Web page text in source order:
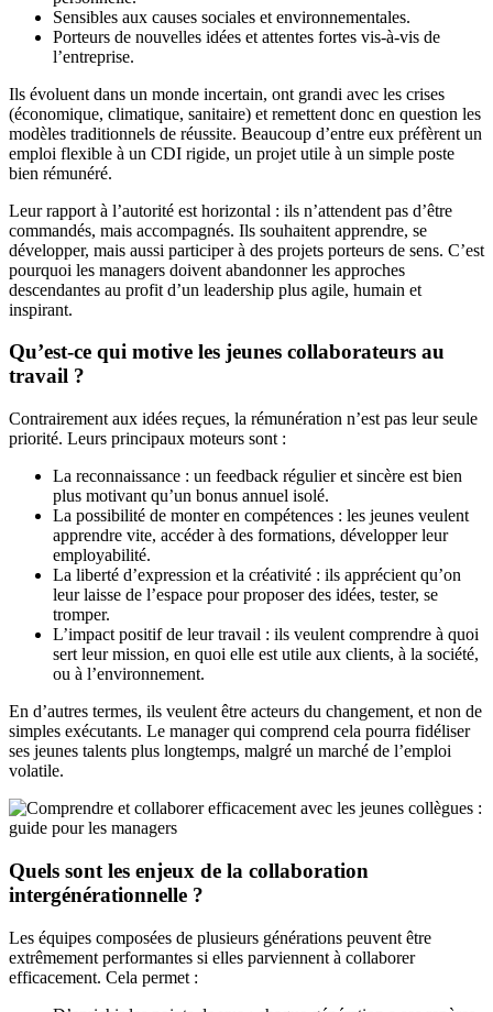
Sensibles aux causes sociales et environnementales.
Porteurs de nouvelles idées et attentes fortes vis-à-vis de
l’entreprise.
Ils évoluent dans un monde incertain, ont grandi avec les crises
(économique, climatique, sanitaire) et remettent donc en question les
modèles traditionnels de réussite. Beaucoup d’entre eux préfèrent un
emploi flexible à un CDI rigide, un projet utile à un simple poste
bien rémunéré.
Leur rapport à l’autorité est horizontal : ils n’attendent pas d’être
commandés, mais accompagnés. Ils souhaitent apprendre, se
développer, mais aussi participer à des projets porteurs de sens. C’est
pourquoi les managers doivent abandonner les approches
descendantes au profit d’un leadership plus agile, humain et
inspirant.
Qu’est-ce qui motive les jeunes collaborateurs au
travail ?
Contrairement aux idées reçues, la rémunération n’est pas leur seule
priorité. Leurs principaux moteurs sont :
La reconnaissance : un feedback régulier et sincère est bien
plus motivant qu’un bonus annuel isolé.
La possibilité de monter en compétences : les jeunes veulent
apprendre vite, accéder à des formations, développer leur
employabilité.
La liberté d’expression et la créativité : ils apprécient qu’on
leur laisse de l’espace pour proposer des idées, tester, se
tromper.
L’impact positif de leur travail : ils veulent comprendre à quoi
sert leur mission, en quoi elle est utile aux clients, à la société,
ou à l’environnement.
En d’autres termes, ils veulent être acteurs du changement, et non de
simples exécutants. Le manager qui comprend cela pourra fidéliser
ses jeunes talents plus longtemps, malgré un marché de l’emploi
volatile.
Quels sont les enjeux de la collaboration
intergénérationnelle ?
Les équipes composées de plusieurs générations peuvent être
extrêmement performantes si elles parviennent à collaborer
efficacement. Cela permet :